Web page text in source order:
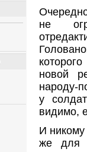
не
новой
народу-
у
видимо,
И
же для